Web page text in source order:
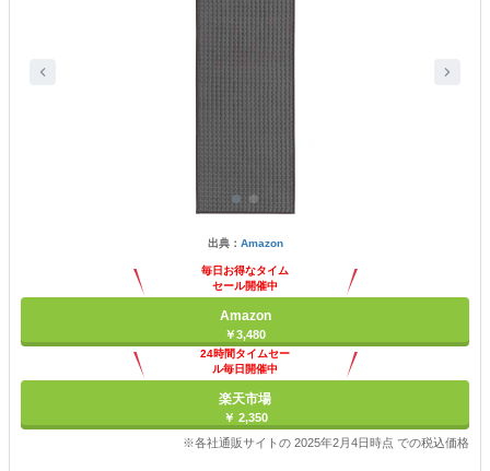
出典： Amazon
毎日お得なタイム
セール開催中
Amazon
￥3,480
24時間タイムセー
ル毎日開催中
楽天市場
￥ 2,350
※各社通販サイトの 2025年2月4日時点 での税込価格